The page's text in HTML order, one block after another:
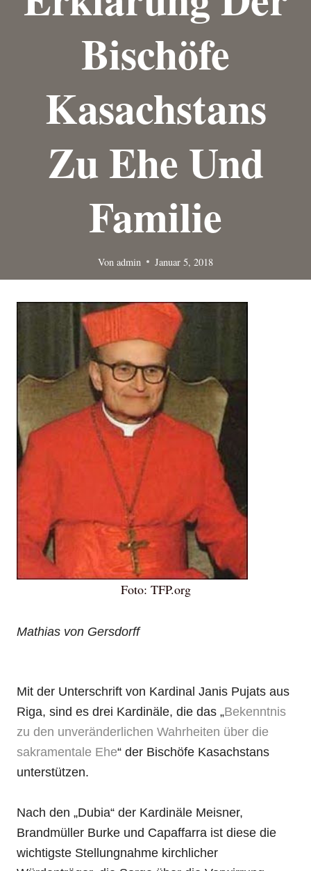
Bischöfe
Kasachstans
Zu Ehe Und
Familie
Von admin Januar 5, 2018
Foto: TFP.org
Mathias von Gersdorff
Mit der Unterschrift von Kardinal Janis Pujats aus
Riga, sind es drei Kardinäle, die das „Bekenntnis
zu den unveränderlichen Wahrheiten über die
sakramentale Ehe“ der Bischöfe Kasachstans
unterstützen.
Nach den „Dubia“ der Kardinäle Meisner,
Brandmüller Burke und Capaffarra ist diese die
wichtigste Stellungnahme kirchlicher